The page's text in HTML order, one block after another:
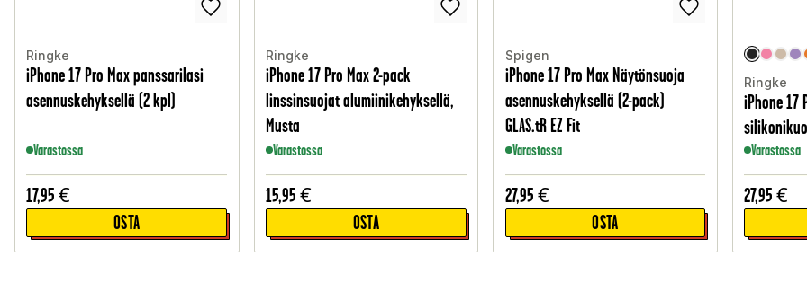
Ringke
iPhone 17 Pro Max panssarilasi
asennuskehyksellä (2 kpl)
Varastossa
17,95 €
OSTA
Ringke
iPhone 17 Pro Max 2-pack
linssinsuojat alumiinikehyksellä,
Musta
Varastossa
15,95 €
OSTA
Spigen
iPhone 17 Pro Max Näytönsuoja
asennuskehyksellä (2-pack)
GLAS.tR EZ Fit
Varastossa
27,95 €
OSTA
Ringke
iPhone 17
Varastossa
27,95 €